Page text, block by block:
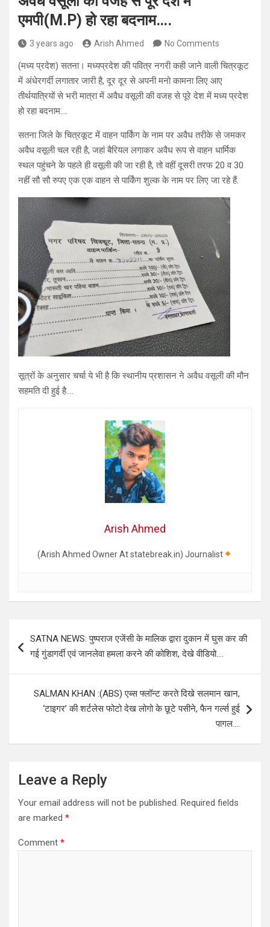
एमपी(M.P) हो रहा बदनाम….
3 years ago Arish Ahmed No Comments
(मध्य प्रदेश) सतना। मध्यप्रदेश की पवित्र नगरी कही जाने वाली चित्रकूट
में अंधेरगर्दी लगातार जारी है, दूर दूर से अपनी मनो कामना लिए आए
तीर्थयात्रियों से भरी मात्रा में अवैध वसूली की वजह से पूरे देश में मध्य प्रदेश
हो रहा बदनाम….
सतना जिले के चित्रकूट में वाहन पार्किंग के नाम पर अवैध तरीके से जमकर
अवैध वसूली चल रही है, जहां बैरियल लगाकर अवैध रूप से वाहन धार्मिक
स्थल पहुंचने के पहले ही वसूली की जा रही है, तो वहीं दूसरी तरफ 20 व 30
नहीं सौ सौ रुपए एक एक वाहन से पार्किंग शुल्क के नाम पर लिए जा रहे हैं.
सूत्रों के अनुसार चर्चा ये भी है कि स्थानीय प्रशासन ने अवैध वसूली की मौन
सहमति दी हुई है….
Arish Ahmed
(Arish Ahmed Owner At statebreak.in) Journalist
navigation
SATNA NEWS: पुष्पराज एजेंसी के मालिक द्वारा दुकान में घुस कर की
गई गुंडागर्दी एवं जानलेवा हमला करने की कोशिश, देखे वीडियो….
SALMAN KHAN :(ABS) एब्स फ्लॉन्ट करते दिखे सलमान खान,
‘टाइगर’ की शर्टलेस फोटो देख लोगो के छूटे पसीने, फैन गर्ल्स हुई
पागल….
Leave a Reply
Your email address will not be published. Required fields
are marked *
Comment *